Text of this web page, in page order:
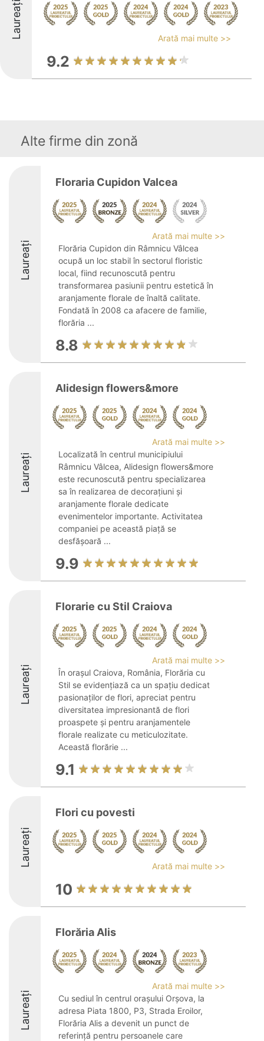
Laureați Arată mai multe >>
9.2
Alte firme din zonă
Laureați
Floraria Cupidon Valcea
Arată mai multe >>
Florăria Cupidon din Râmnicu Vâlcea
ocupă un loc stabil în sectorul floristic
local, fiind recunoscută pentru
transformarea pasiunii pentru estetică în
aranjamente florale de înaltă calitate.
Fondată în 2008 ca afacere de familie,
florăria ...
8.8
Laureați
Alidesign flowers&more
Arată mai multe >>
Localizată în centrul municipiului
Râmnicu Vâlcea, Alidesign flowers&more
este recunoscută pentru specializarea
sa în realizarea de decorațiuni și
aranjamente florale dedicate
evenimentelor importante. Activitatea
companiei pe această piață se
desfășoară ...
9.9
Laureați
Florarie cu Stil Craiova
Arată mai multe >>
În orașul Craiova, România, Florăria cu
Stil se evidențiază ca un spațiu dedicat
pasionaților de flori, apreciat pentru
diversitatea impresionantă de flori
proaspete și pentru aranjamentele
florale realizate cu meticulozitate.
Această florărie ...
9.1
Laureați
Flori cu povesti
Arată mai multe >>
10
Laureați
Florăria Alis
Arată mai multe >>
Cu sediul în centrul orașului Orșova, la
adresa Piata 1800, P3, Strada Eroilor,
Florăria Alis a devenit un punct de
referință pentru persoanele care